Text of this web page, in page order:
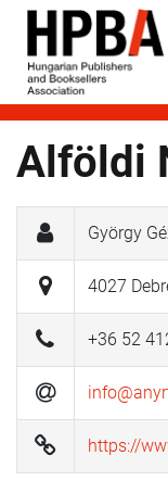
Alföldi
György
4027
+36 52
https://